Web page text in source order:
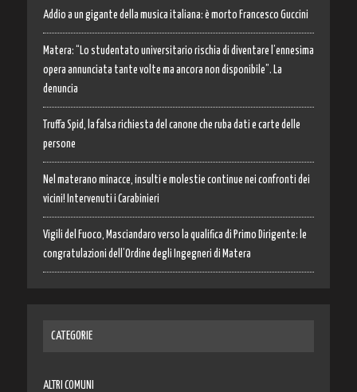
Addio a un gigante della musica italiana: è morto Francesco Guccini
Matera: “Lo studentato universitario rischia di diventare l’ennesima
opera annunciata tante volte ma ancora non disponibile”. La
denuncia
Truffa Spid, la falsa richiesta del canone che ruba dati e carte delle
persone
Nel materano minacce, insulti e molestie continue nei confronti dei
vicini! Intervenuti i Carabinieri
Vigili del Fuoco, Masciandaro verso la qualifica di Primo Dirigente: le
congratulazioni dell’Ordine degli Ingegneri di Matera
CATEGORIE
ALTRI COMUNI